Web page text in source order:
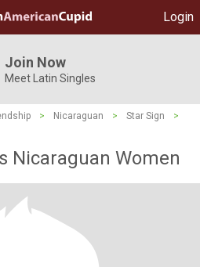
Login
Join Now
Meet Latin Singles
> Nicaraguan > Star Sign
>
Nicaraguan Women